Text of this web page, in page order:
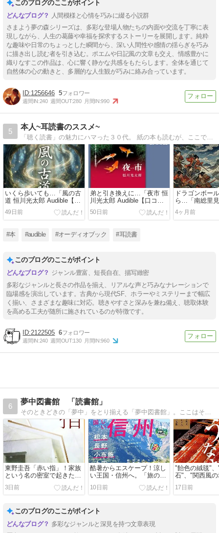
このブログのここがポイント
人間模様と心情を巧みに綴る小説群
さまよう夢の森シリーズは、多彩な登場人物たちの内面や交流を丁寧に表
現しながら、人生の葛藤や幸福を探求するストーリーを展開します。純粋
な趣味や日常のちょっとした瞬間から、深い人間性や感情の揺らぎを巧み
に描き出し読む者を引き込む。ポエムや日記風の文章も交え、情感豊かに
織りなすこの作品は、心に響く静かな共感をもたらします。全体を通じて
自然体の心の動きと、多層的な人生観が巧みに絡み合っています。
1256646 5
週間IN:240 週間OUT:280 月間IN:990
5
本人~耳読書のススメ~
「聴く読書」の魅力にハマった３０代。 紙の本も読むが、ここでは“オーディオブックでも聴ける本”を中心にレビュー。
いくら歩いても…「風の古
道 恒川光太郎 Audible【口
コミレビュー・感想・評
価】
49日前
弟と引き換えに…「夜市 恒
川光太郎 Audible【口コミ
レビュー・感想・評価】
50日前
ドラゴンボー
ら…「南総里
Audible【口コ
感想・評価】
4ヶ月前
#本 #audible #オーディオブック #耳読書
このブログのここがポイント
ジャンル豊富、短長自在、描写緻密
多彩なジャンルと長さの作品を揃え、リアルな声と巧みなナレーションで
臨場感を演出しています。古典から現代SF、ホラーやミステリーまで幅広
く揃い、さまざまな趣味に対応。聴きやすさと深みを兼ね備え、聴取体験
を高める工夫が随所に施されているのが特徴です。
2122505 6
週間IN:240 週間OUT:130 月間IN:960
6
夢中図書館 「読書館」
そのときどきの「夢中」をとり揃える「夢中図書館」。ここはそのなかでも、読書に関する「夢中」を集めた「読書館」です。Welcome to the ’Books'…
東野圭吾「赤い指」！家族
という名の密室で起きた悲
劇…加賀恭一郎が暴く哀し
き真実とは？
3日前
酷暑からエスケープ！涼し
い王国・信州へ。「旅の手
帖」が贈る、唯一無二の高
原リゾート＆秘湯ガイド
10日前
"飴色の絨毯"
石"、"関西風
「おとなの週
ぎ大特集に喉
17日前
このブログのここがポイント
多彩なジャンルと深見を持つ文章表現